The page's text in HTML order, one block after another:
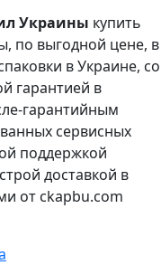
Украины купить
по выгодной цене, в
в Украине, со
гарантией в
гарантийным
сервисных
поддержкой
доставкой в
от ckapbu.com